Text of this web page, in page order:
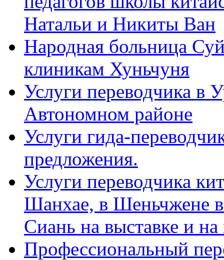
Натальи и Никиты Ван
Народная больница
клиникам Хуньчуня
Услуги переводчика в
Автономном районе
Услуги гида-
предложения.
Услуги переводчика
Шанхае, в Шеньчжене
Сиань на выставке и
Профессиональный